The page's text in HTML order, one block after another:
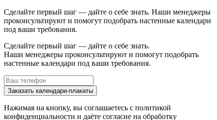
Сделайте первый шаг — дайте о себе знать. Наши менеджеры
проконсультируют и помогут подобрать настенные календари
под ваши требования.
Сделайте первый шаг — дайте о себе знать.
Наши менеджеры проконсультируют и помогут подобрать
настенные календари под ваши требования.
Заказать календари-плакаты
Нажимая на кнопку, вы соглашаетесь с политикой
конфиденциальности и даёте согласие на обработку